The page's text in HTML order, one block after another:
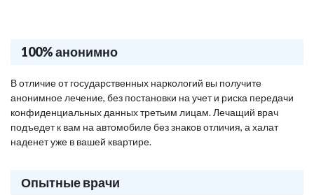
100% анонимно
В отличие от государственных наркологий вы получите
анонимное лечение, без постановки на учет и риска передачи
конфиденциальных данных третьим лицам. Лечащий врач
подъедет к вам на автомобиле без знаков отличия, а халат
наденет уже в вашей квартире.
Опытные врачи